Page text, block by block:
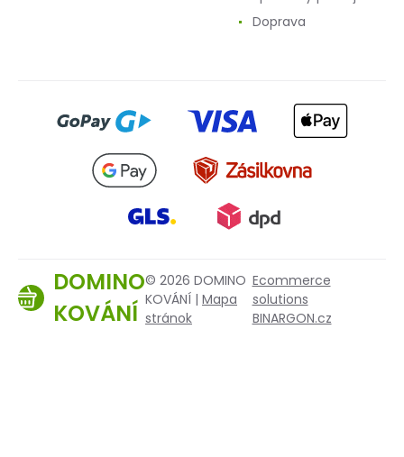
Doprava
DOMINO
KOVÁNÍ
© 2026 DOMINO
KOVÁNÍ | Mapa
stránok
Ecommerce
solutions
BINARGON.cz